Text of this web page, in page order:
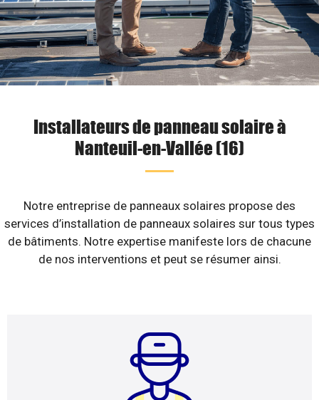
Installateurs de panneau solaire à
Nanteuil-en-Vallée (16)
Notre entreprise de panneaux solaires propose des
services d’installation de panneaux solaires sur tous types
de bâtiments. Notre expertise manifeste lors de chacune
de nos interventions et peut se résumer ainsi.